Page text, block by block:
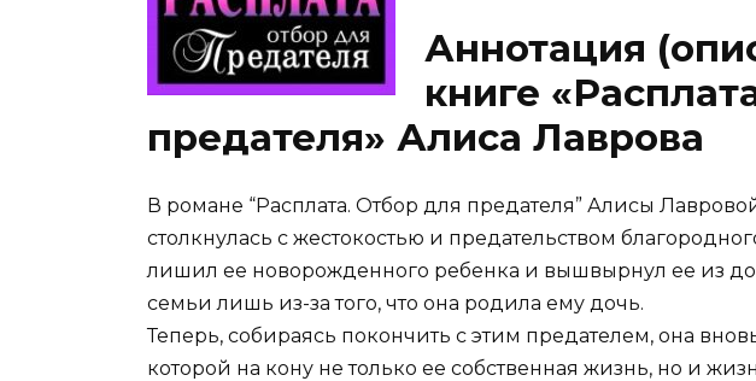
Аннотация
книге
предателя» Алиса Лаврова
В романе “Расплата. Отбор для предателя” Алисы
столкнулась с жестокостью и предательством
лишил ее новорожденного ребенка и вышвырнул ее из
семьи лишь из-за того, что она родила ему дочь.
Теперь, собираясь покончить с этим предателем, она
которой на кону не только ее собственная жизнь, но и